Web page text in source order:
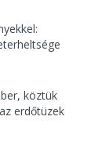
köztük
erdőtüzek